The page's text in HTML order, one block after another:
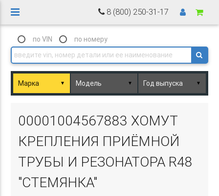
8 (800) 250-31-17
по VIN по номеру
▼ ▼ ▼
00001004567883 ХОМУТ
КРЕПЛЕНИЯ ПРИЁМНОЙ
ТРУБЫ И РЕЗОНАТОРА R48
"СТЕМЯНКА"